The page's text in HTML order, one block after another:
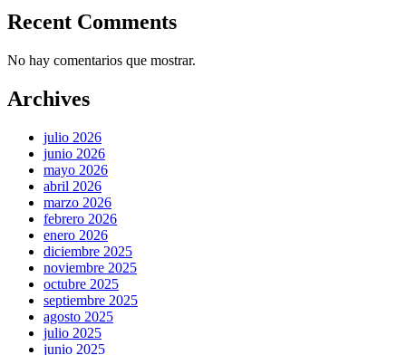
Recent Comments
No hay comentarios que mostrar.
Archives
julio 2026
junio 2026
mayo 2026
abril 2026
marzo 2026
febrero 2026
enero 2026
diciembre 2025
noviembre 2025
octubre 2025
septiembre 2025
agosto 2025
julio 2025
junio 2025